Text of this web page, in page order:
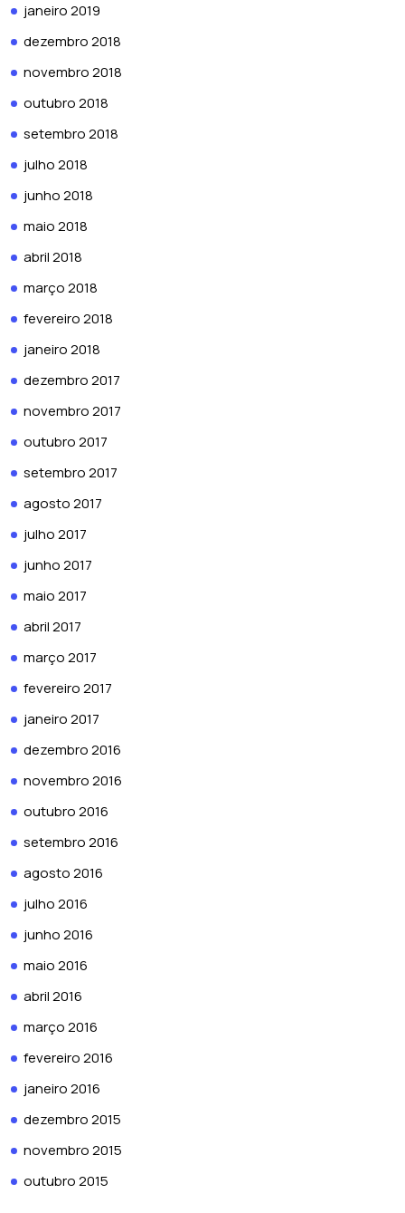
janeiro 2019
dezembro 2018
novembro 2018
outubro 2018
setembro 2018
julho 2018
junho 2018
maio 2018
abril 2018
março 2018
fevereiro 2018
janeiro 2018
dezembro 2017
novembro 2017
outubro 2017
setembro 2017
agosto 2017
julho 2017
junho 2017
maio 2017
abril 2017
março 2017
fevereiro 2017
janeiro 2017
dezembro 2016
novembro 2016
outubro 2016
setembro 2016
agosto 2016
julho 2016
junho 2016
maio 2016
abril 2016
março 2016
fevereiro 2016
janeiro 2016
dezembro 2015
novembro 2015
outubro 2015